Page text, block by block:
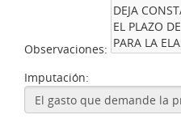
Observaciones:
Imputación: